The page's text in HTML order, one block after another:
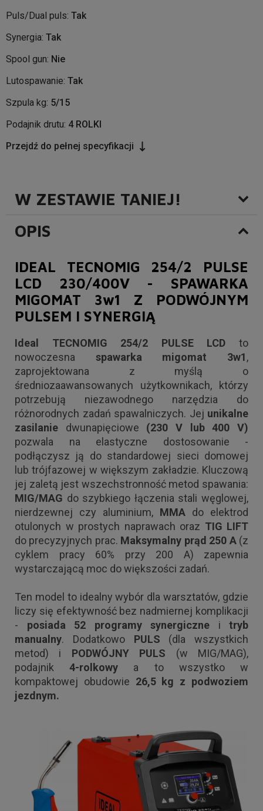
Puls/Dual puls: Tak
Synergia: Tak
Spool gun: Nie
Lutospawanie: Tak
Szpula kg: 5/15
Podajnik drutu: 4 ROLKI
Przejdź do pełnej specyfikacji
W ZESTAWIE TANIEJ!
OPIS
IDEAL TECNOMIG 254/2 PULSE
LCD 230/400V - SPAWARKA
MIGOMAT 3w1 Z PODWÓJNYM
PULSEM I SYNERGIĄ
Ideal TECNOMIG 254/2 PULSE LCD to
nowoczesna spawarka migomat 3w1,
zaprojektowana z myślą o
średniozaawansowanych użytkownikach, którzy
potrzebują niezawodnego narzędzia do
różnorodnych zadań spawalniczych. Jej unikalne
zasilanie dwunapięciowe (230 V lub 400 V)
pozwala na elastyczne dostosowanie -
podłączysz ją do standardowej sieci domowej
lub trójfazowej w większym zakładzie. Kluczową
jej zaletą jest wszechstronność metod spawania:
MIG/MAG do szybkiego łączenia stali węglowej,
nierdzewnej czy aluminium, MMA do elektrod
otulonych w prostych naprawach oraz TIG LIFT
do precyzyjnych prac. Maksymalny prąd 250 A(z
cyklem pracy 60% przy 200 A) zapewnia
wystarczającą moc do większości zadań.
Ten model to idealny wybór dla warsztatów, gdzie
liczy się efektywność bez nadmiernej komplikacji
- posiada 52 programy synergiczne i tryb
manualny. Dodatkowo PULS (dla wszystkich
metod) i PODWÓJNY PULS (w MIG/MAG),
podajnik4-rolkowy a to wszystko w
kompaktowej obudowie 26,5 kg z podwoziem
jezdnym.